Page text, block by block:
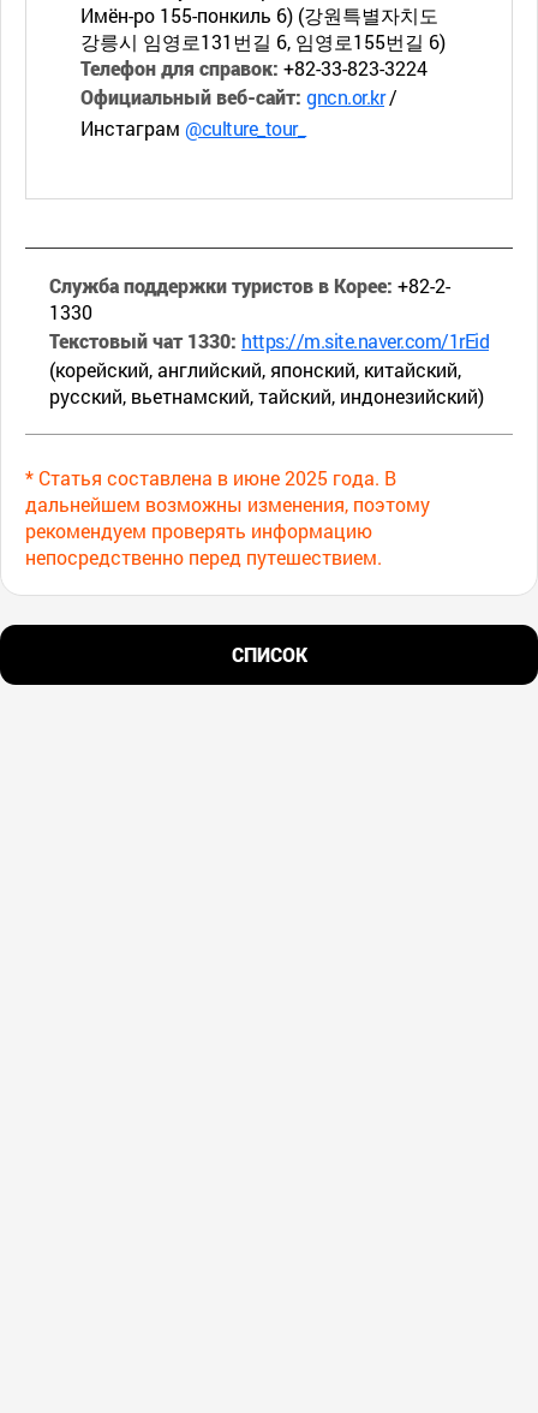
Имён-ро 155-понкиль 6) (강원특별자치도
강릉시 임영로131번길 6, 임영로155번길 6)
Телефон для справок: +82-33-823-3224
Официальный веб-сайт: gncn.or.kr/
Инстаграм @culture_tour_
Служба поддержки туристов в Корее: +82-2-
1330
Текстовый чат 1330: https://m.site.naver.com/1rEid
(корейский, английский, японский, китайский,
русский, вьетнамский, тайский, индонезийский)
* Статья составлена в июне 2025 года. В
дальнейшем возможны изменения, поэтому
рекомендуем проверять информацию
непосредственно перед путешествием.
СПИСОК